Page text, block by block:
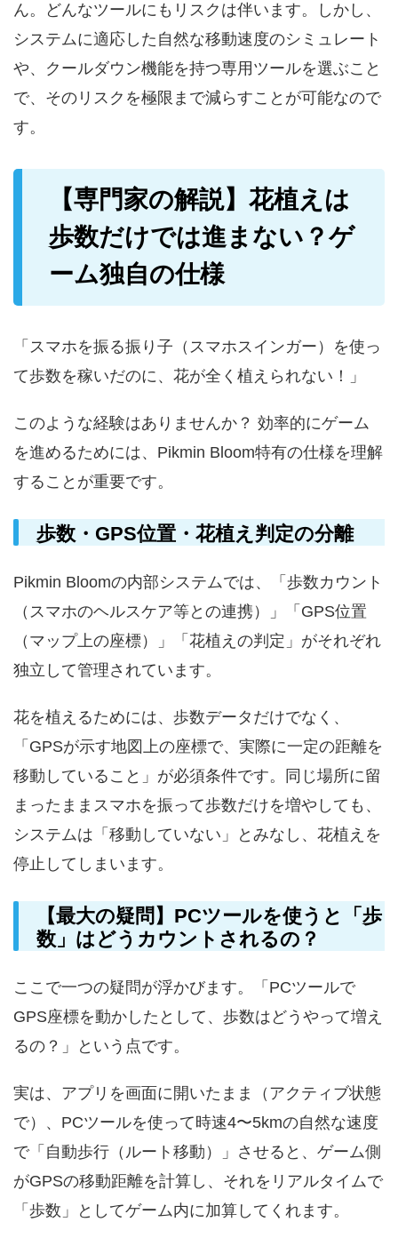
ん。どんなツールにもリスクは伴います。しかし、
システムに適応した自然な移動速度のシミュレート
や、クールダウン機能を持つ専用ツールを選ぶこと
で、そのリスクを極限まで減らすことが可能なので
す。
【専門家の解説】花植えは
歩数だけでは進まない？ゲ
ーム独自の仕様
「スマホを振る振り子（スマホスインガー）を使っ
て歩数を稼いだのに、花が全く植えられない！」
このような経験はありませんか？ 効率的にゲーム
を進めるためには、Pikmin Bloom特有の仕様を理解
することが重要です。
歩数・GPS位置・花植え判定の分離
Pikmin Bloomの内部システムでは、「歩数カウント
（スマホのヘルスケア等との連携）」「GPS位置
（マップ上の座標）」「花植えの判定」がそれぞれ
独立して管理されています。
花を植えるためには、歩数データだけでなく、
「GPSが示す地図上の座標で、実際に一定の距離を
移動していること」が必須条件です。同じ場所に留
まったままスマホを振って歩数だけを増やしても、
システムは「移動していない」とみなし、花植えを
停止してしまいます。
【最大の疑問】PCツールを使うと「歩
数」はどうカウントされるの？
ここで一つの疑問が浮かびます。「PCツールで
GPS座標を動かしたとして、歩数はどうやって増え
るの？」という点です。
実は、アプリを画面に開いたまま（アクティブ状態
で）、PCツールを使って時速4〜5kmの自然な速度
で「自動歩行（ルート移動）」させると、ゲーム側
がGPSの移動距離を計算し、それをリアルタイムで
「歩数」としてゲーム内に加算してくれます。